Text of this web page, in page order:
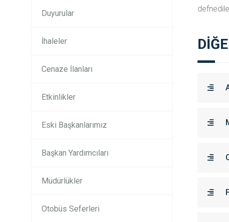
Duyurular
İhaleler
Cenaze İlanları
Etkinlikler
Eski Başkanlarımız
Başkan Yardımcıları
Müdürlükler
Otobüs Seferleri